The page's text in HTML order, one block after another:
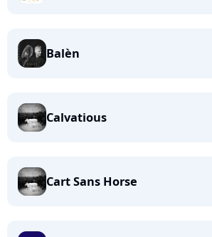
Balèn
Calvatious
Cart Sans Horse